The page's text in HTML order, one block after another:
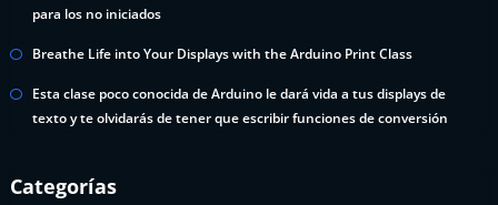
para los no iniciados
Breathe Life into Your Displays with the Arduino Print Class
Esta clase poco conocida de Arduino le dará vida a tus displays de
texto y te olvidarás de tener que escribir funciones de conversión
Categorías